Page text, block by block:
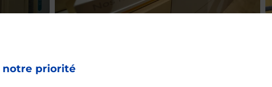
notre priorité
de chez
iPhone Apple
(02580) !
vous ? Découvrez notre offre de téléphones mobiles